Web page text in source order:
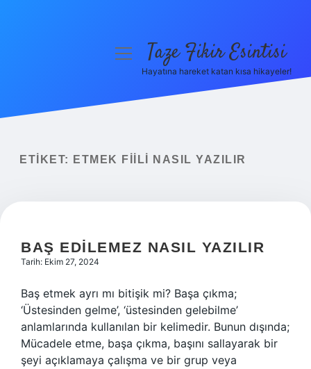
Yasal Uyarı
menüyüTaze Fikir Esintisi
Hayatına hareket katan kısa hikayeler!
ETIKET: ETMEK FIILI NASIL YAZILIR
BAŞ EDILEMEZ NASIL YAZILIR
Tarih: Ekim 27, 2024
Baş etmek ayrı mı bitişik mi? Başa çıkma;
‘Üstesinden gelme’, ‘üstesinden gelebilme’
anlamlarında kullanılan bir kelimedir. Bunun dışında;
Mücadele etme, başa çıkma, başını sallayarak bir
şeyi açıklamaya çalışma ve bir grup veya